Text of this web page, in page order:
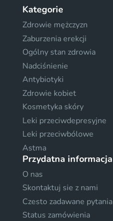
Kategorie
Zdrowie mężczyzn
Zaburzenia erekcji
Ogólny stan zdrowia
Nadciśnienie
Antybiotyki
Zdrowie kobiet
Kosmetyka skóry
Leki przeciwdepresyjne
Leki przeciwbólowe
Astma
Przydatna informacja
O nas
Skontaktuj sie z nami
Czesto zadawane pytania
Status zamówienia